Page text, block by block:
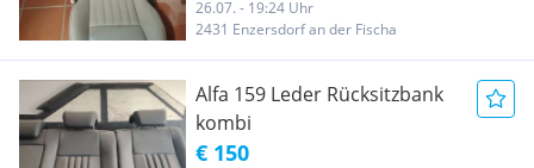
26.07. - 19:24 Uhr
2431 Enzersdorf an der Fischa
Alfa 159 Leder Rücksitzbank
kombi
€ 150